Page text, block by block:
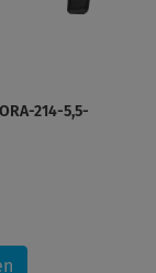
214-5,5-